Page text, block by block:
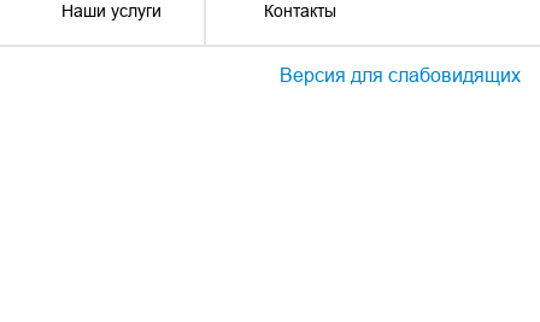
Наши услуги Контакты
Версия для слабовидящих